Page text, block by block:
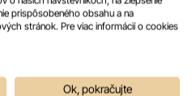
prispôsobeného obsahu a na
stránok. Pre viac informácií o cookies
Ok, pokračujte